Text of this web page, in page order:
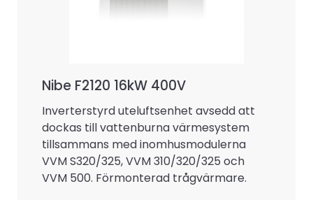
Nibe F2120 16kW 400V
Inverterstyrd uteluftsenhet avsedd att
dockas till vattenburna värmesystem
tillsammans med inomhusmodulerna
VVM S320/325, VVM 310/320/325 och
VVM 500. Förmonterad trågvärmare.